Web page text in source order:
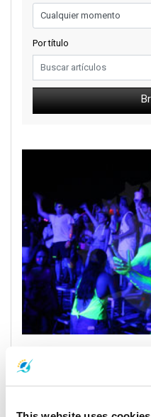
Por título
27 Diciembre 2024